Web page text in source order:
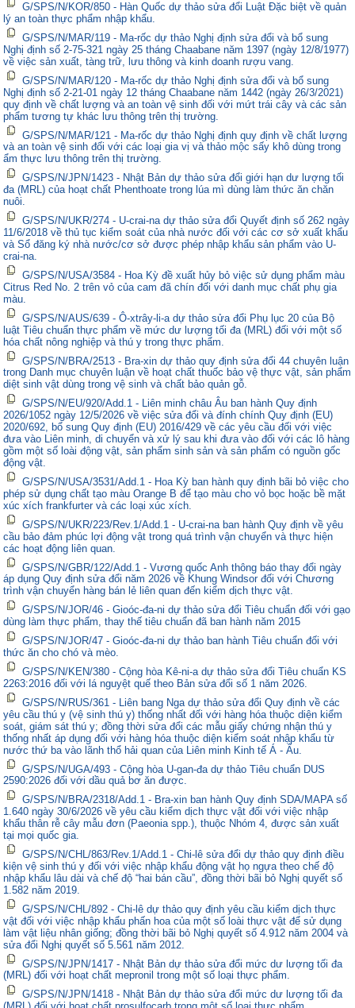
G/SPS/N/KOR/850 - Hàn Quốc dự thảo sửa đổi Luật Đặc biệt về quản
lý an toàn thực phẩm nhập khẩu.
G/SPS/N/MAR/119 - Ma-rốc dự thảo Nghị định sửa đổi và bổ sung
Nghị định số 2-75-321 ngày 25 tháng Chaabane năm 1397 (ngày 12/8/1977)
về việc sản xuất, tàng trữ, lưu thông và kinh doanh rượu vang.
G/SPS/N/MAR/120 - Ma-rốc dự thảo Nghị định sửa đổi và bổ sung
Nghị định số 2-21-01 ngày 12 tháng Chaabane năm 1442 (ngày 26/3/2021)
quy định về chất lượng và an toàn vệ sinh đối với mứt trái cây và các sản
phẩm tương tự khác lưu thông trên thị trường.
G/SPS/N/MAR/121 - Ma-rốc dự thảo Nghị định quy định về chất lượng
và an toàn vệ sinh đối với các loại gia vị và thảo mộc sấy khô dùng trong
ẩm thực lưu thông trên thị trường.
G/SPS/N/JPN/1423 - Nhật Bản dự thảo sửa đổi giới hạn dư lượng tối
đa (MRL) của hoạt chất Phenthoate trong lúa mì dùng làm thức ăn chăn
nuôi.
G/SPS/N/UKR/274 - U-crai-na dự thảo sửa đổi Quyết định số 262 ngày
11/6/2018 về thủ tục kiểm soát của nhà nước đối với các cơ sở xuất khẩu
và Sổ đăng ký nhà nước/cơ sở được phép nhập khẩu sản phẩm vào U-
crai-na.
G/SPS/N/USA/3584 - Hoa Kỳ đề xuất hủy bỏ việc sử dụng phẩm màu
Citrus Red No. 2 trên vỏ của cam đã chín đối với danh mục chất phụ gia
màu.
G/SPS/N/AUS/639 - Ô-xtrây-li-a dự thảo sửa đổi Phụ lục 20 của Bộ
luật Tiêu chuẩn thực phẩm về mức dư lượng tối đa (MRL) đối với một số
hóa chất nông nghiệp và thú y trong thực phẩm.
G/SPS/N/BRA/2513 - Bra-xin dự thảo quy định sửa đổi 44 chuyên luận
trong Danh mục chuyên luận về hoạt chất thuốc bảo vệ thực vật, sản phẩm
diệt sinh vật dùng trong vệ sinh và chất bảo quản gỗ.
G/SPS/N/EU/920/Add.1 - Liên minh châu Âu ban hành Quy định
2026/1052 ngày 12/5/2026 về việc sửa đổi và đính chính Quy định (EU)
2020/692, bổ sung Quy định (EU) 2016/429 về các yêu cầu đối với việc
đưa vào Liên minh, di chuyển và xử lý sau khi đưa vào đối với các lô hàng
gồm một số loài động vật, sản phẩm sinh sản và sản phẩm có nguồn gốc
động vật.
G/SPS/N/USA/3531/Add.1 - Hoa Kỳ ban hành quy định bãi bỏ việc cho
phép sử dụng chất tạo màu Orange B để tạo màu cho vỏ bọc hoặc bề mặt
xúc xích frankfurter và các loại xúc xích.
G/SPS/N/UKR/223/Rev.1/Add.1 - U-crai-na ban hành Quy định về yêu
cầu bảo đảm phúc lợi động vật trong quá trình vận chuyển và thực hiện
các hoạt động liên quan.
G/SPS/N/GBR/122/Add.1 - Vương quốc Anh thông báo thay đổi ngày
áp dụng Quy định sửa đổi năm 2026 về Khung Windsor đối với Chương
trình vận chuyển hàng bán lẻ liên quan đến kiểm dịch thực vật.
G/SPS/N/JOR/46 - Gioóc-đa-ni dự thảo sửa đổi Tiêu chuẩn đối với gạo
dùng làm thực phẩm, thay thế tiêu chuẩn đã ban hành năm 2015
G/SPS/N/JOR/47 - Gioóc-đa-ni dự thảo ban hành Tiêu chuẩn đối với
thức ăn cho chó và mèo.
G/SPS/N/KEN/380 - Cộng hòa Kê-ni-a dự thảo sửa đổi Tiêu chuẩn KS
2263:2016 đối với lá nguyệt quế theo Bản sửa đổi số 1 năm 2026.
G/SPS/N/RUS/361 - Liên bang Nga dự thảo sửa đổi Quy định về các
yêu cầu thú y (vệ sinh thú y) thống nhất đối với hàng hóa thuộc diện kiểm
soát, giám sát thú y; đồng thời sửa đổi các mẫu giấy chứng nhận thú y
thống nhất áp dụng đối với hàng hóa thuộc diện kiểm soát nhập khẩu từ
nước thứ ba vào lãnh thổ hải quan của Liên minh Kinh tế Á - Âu.
G/SPS/N/UGA/493 - Cộng hòa U-gan-đa dự thảo Tiêu chuẩn DUS
2590:2026 đối với dầu quả bơ ăn được.
G/SPS/N/BRA/2318/Add.1 - Bra-xin ban hành Quy định SDA/MAPA số
1.640 ngày 30/6/2026 về yêu cầu kiểm dịch thực vật đối với việc nhập
khẩu thân rễ cây mẫu đơn (Paeonia spp.), thuộc Nhóm 4, được sản xuất
tại mọi quốc gia.
G/SPS/N/CHL/863/Rev.1/Add.1 - Chi-lê sửa đổi dự thảo quy định điều
kiện vệ sinh thú y đối với việc nhập khẩu động vật họ ngựa theo chế độ
nhập khẩu lâu dài và chế độ “hai bán cầu”, đồng thời bãi bỏ Nghị quyết số
1.582 năm 2019.
G/SPS/N/CHL/892 - Chi-lê dự thảo quy định yêu cầu kiểm dịch thực
vật đối với việc nhập khẩu phấn hoa của một số loài thực vật để sử dụng
làm vật liệu nhân giống; đồng thời bãi bỏ Nghị quyết số 4.912 năm 2004 và
sửa đổi Nghị quyết số 5.561 năm 2012.
G/SPS/N/JPN/1417 - Nhật Bản dự thảo sửa đổi mức dư lượng tối đa
(MRL) đối với hoạt chất mepronil trong một số loại thực phẩm.
G/SPS/N/JPN/1418 - Nhật Bản dự thảo sửa đổi mức dư lượng tối đa